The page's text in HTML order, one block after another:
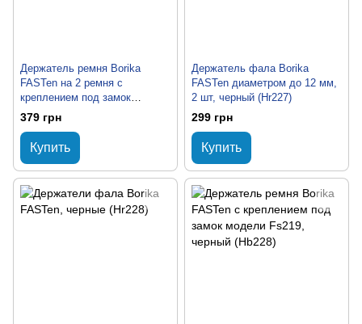
Держатель ремня Borika
FASTen на 2 ремня с
креплением под замок
модели Fs219 (Hr228)
379 грн
Купить
Держатель фала Borika
FASTen диаметром до 12 мм,
2 шт, черный (Hr227)
299 грн
Купить